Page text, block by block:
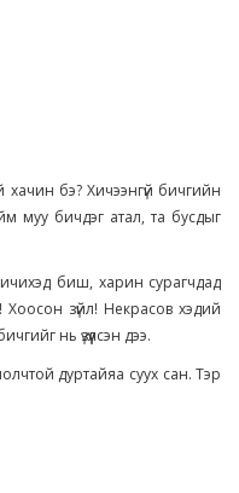
бэ? Хичээнгүй бичгийн
муу бичдэг атал, та бусдыг
биш, харин сурагчдад
зүйл! Некрасов хэдий
нь үзүүлсэн дээ.
дуртайяа суух сан. Тэр